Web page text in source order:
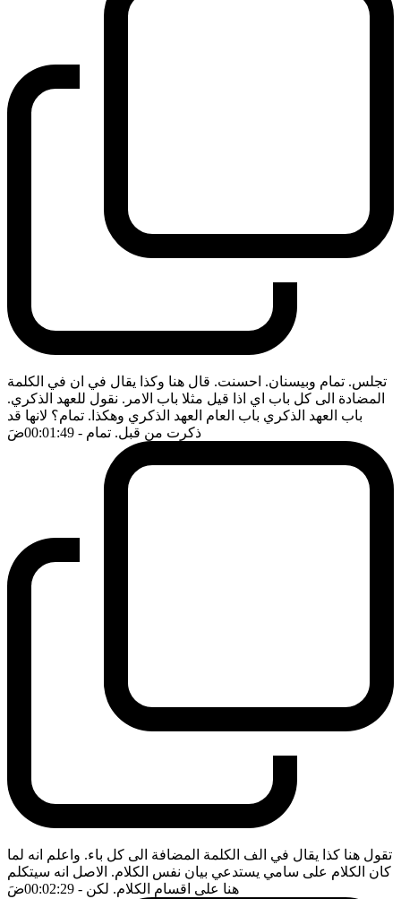
تجلس. تمام وبيسنان. احسنت. قال هنا وكذا يقال في ان في الكلمة
المضادة الى كل باب اي اذا قيل مثلا باب الامر. نقول للعهد الذكري.
باب العهد الذكري باب العام العهد الذكري وهكذا. تمام؟ لانها قد
ذكرت من قبل. تمام - 00:01:49 ضَ
تقول هنا كذا يقال في الف الكلمة المضافة الى كل باء. واعلم انه لما
كان الكلام على سامي يستدعي بيان نفس الكلام. الاصل انه سيتكلم
هنا على اقسام الكلام. لكن - 00:02:29 ضَ